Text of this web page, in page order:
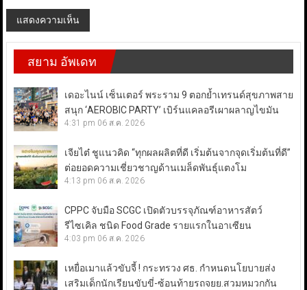
สยาม อัพเดท
เดอะไนน์ เซ็นเตอร์ พระราม 9 ตอกย้ำเทรนด์สุขภาพสาย
สนุก ‘AEROBIC PARTY’ เบิร์นแคลอรีเผาผลาญไขมัน
4:31 pm 06 ส.ค. 2026
เจียไต๋ ชูแนวคิด “ทุกผลผลิตที่ดี เริ่มต้นจากจุดเริ่มต้นที่ดี”
ต่อยอดความเชี่ยวชาญด้านเมล็ดพันธุ์แตงโม
4:13 pm 06 ส.ค. 2026
CPPC จับมือ SCGC เปิดตัวบรรจุภัณฑ์อาหารสัตว์
รีไซเคิล ชนิด Food Grade รายแรกในอาเซียน
4:03 pm 06 ส.ค. 2026
เหยื่อเมาแล้วขับจี้ ! กระทรวง ศธ. กำหนดนโยบายส่ง
เสริมเด็กนักเรียนขับขี่-ซ้อนท้ายรถจยย.สวมหมวกกัน